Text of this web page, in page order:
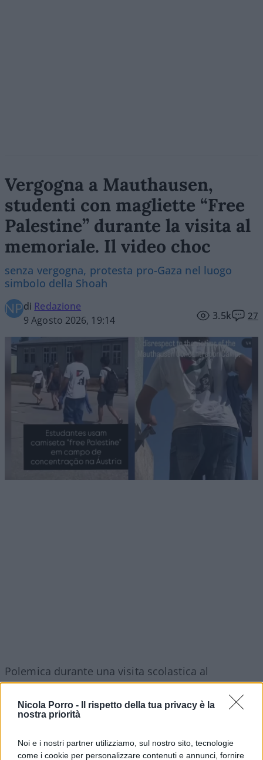
Nicola Porro -
Il rispetto della tua privacy è la
nostra priorità
Noi e i nostri partner utilizziamo, sul nostro sito, tecnologie
come i cookie per personalizzare contenuti e annunci, fornire
Vergogna a Mauthausen,
studenti con magliette “Free
Palestine” durante la visita al
memoriale. Il video choc
senza vergogna, protesta pro-Gaza nel luogo
simbolo della Shoah
di Redazione
9 Agosto 2026, 19:14
3.5k 27
Polemica durante una visita scolastica al
memoriale diMauthausen, l’ex campo di
concentramento nazista in Austria. Secondo
immagini e testimonianze diffuse sui social,
la scritta“Free Palestine” durante la visita al sito.